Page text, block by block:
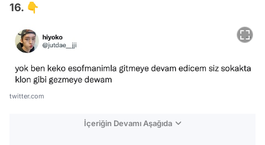
16. 👇
twitter.com
İçeriğin Devamı Aşağıda